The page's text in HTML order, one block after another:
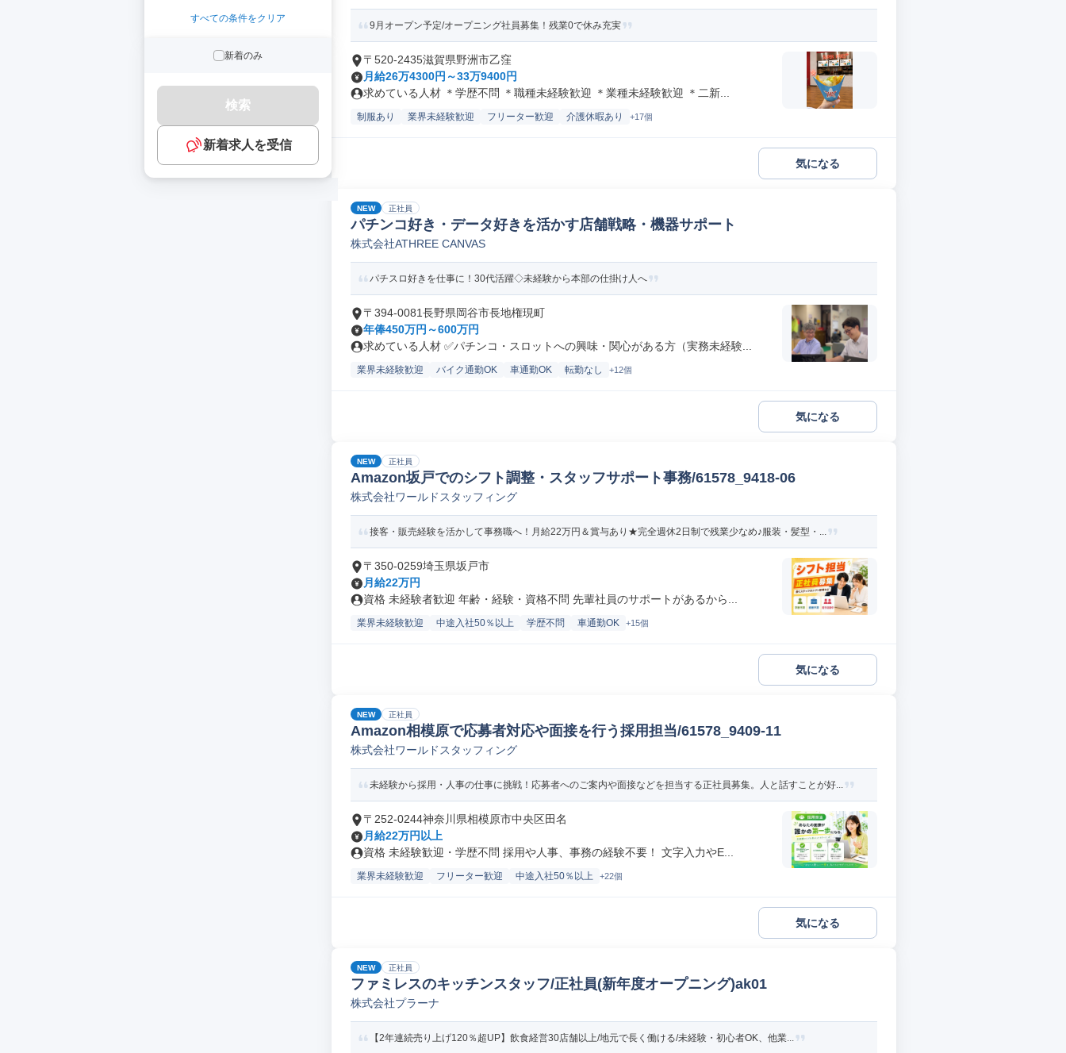
すべての条件をクリア
新着のみ
検索
新着求人を受信
9月オープン予定/オープニング社員募集！残業0で休み充実
〒520-2435滋賀県野洲市乙窪
月給26万4300円～33万9400円
求めている人材 ＊学歴不問 ＊職種未経験歓迎 ＊業種未経験歓迎 ＊二新...
制服あり 業界未経験歓迎 フリーター歓迎 介護休暇あり +17個
気になる
NEW 正社員
パチンコ好き・データ好きを活かす店舗戦略・機器サポート
株式会社ATHREE CANVAS
パチスロ好きを仕事に！30代活躍◇未経験から本部の仕掛け人へ
〒394-0081長野県岡谷市長地権現町
年俸450万円～600万円
求めている人材 ✅パチンコ・スロットへの興味・関心がある方（実務未経験...
業界未経験歓迎 バイク通勤OK 車通勤OK 転勤なし +12個
気になる
NEW 正社員
Amazon坂戸でのシフト調整・スタッフサポート事務/61578_9418-06
株式会社ワールドスタッフィング
接客・販売経験を活かして事務職へ！月給22万円＆賞与あり★完全週休2日制で残業少なめ♪服装・髪型・...
〒350-0259埼玉県坂戸市
月給22万円
資格 未経験者歓迎 年齢・経験・資格不問 先輩社員のサポートがあるから...
業界未経験歓迎 中途入社50％以上 学歴不問 車通勤OK +15個
気になる
NEW 正社員
Amazon相模原で応募者対応や面接を行う採用担当/61578_9409-11
株式会社ワールドスタッフィング
未経験から採用・人事の仕事に挑戦！応募者へのご案内や面接などを担当する正社員募集。人と話すことが好...
〒252-0244神奈川県相模原市中央区田名
月給22万円以上
資格 未経験歓迎・学歴不問 採用や人事、事務の経験不要！ 文字入力やE...
業界未経験歓迎 フリーター歓迎 中途入社50％以上 +22個
気になる
NEW 正社員
ファミレスのキッチンスタッフ/正社員(新年度オープニング)ak01
株式会社プラーナ
【2年連続売り上げ120％超UP】飲食経営30店舗以上/地元で長く働ける/未経験・初心者OK、他業...